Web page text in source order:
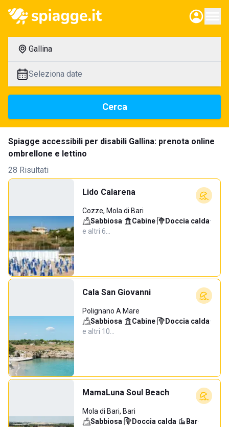
Gallina
Seleziona date
Cerca
Spiagge accessibili per disabili Gallina: prenota online
ombrellone e lettino
28 Risultati
Lido Calarena
Cozze, Mola di Bari
Sabbiosa· Cabine· Doccia calda·
e altri 6…
Cala San Giovanni
Polignano A Mare
Sabbiosa· Cabine· Doccia calda·
e altri 10…
MamaLuna Soul Beach
Mola di Bari, Bari
Sabbiosa· Doccia calda· Bar·